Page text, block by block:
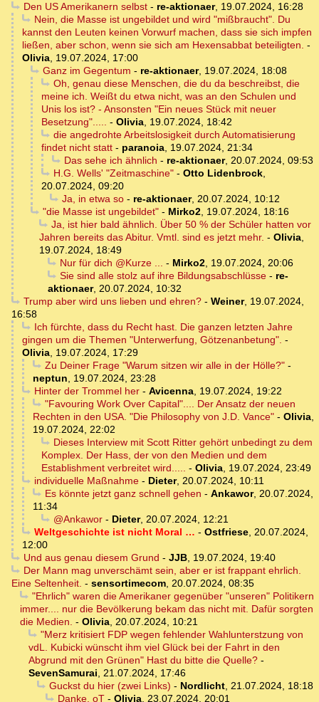
Den US Amerikanern selbst- re-aktionaer, 19.07.2024, 16:28
Nein, die Masse ist ungebildet und wird "mißbraucht". Du
kannst den Leuten keinen Vorwurf machen, dass sie sich impfen
ließen, aber schon, wenn sie sich am Hexensabbat beteiligten. -
Olivia, 19.07.2024, 17:00
Ganz im Gegentum - re-aktionaer, 19.07.2024, 18:08
Oh, genau diese Menschen, die du da beschreibst, die
meine ich. Weißt du etwa nicht, was an den Schulen und
Unis los ist? - Ansonsten "Ein neues Stück mit neuer
Besetzung"..... - Olivia, 19.07.2024, 18:42
die angedrohte Arbeitslosigkeit durch Automatisierung
findet nicht statt - paranoia, 19.07.2024, 21:34
Das sehe ich ähnlich - re-aktionaer, 20.07.2024, 09:53
H.G. Wells' "Zeitmaschine"- Otto Lidenbrock,
20.07.2024, 09:20
Ja, in etwa so- re-aktionaer, 20.07.2024, 10:12
"die Masse ist ungebildet"- Mirko2, 19.07.2024, 18:16
Ja, ist hier bald ähnlich. Über 50 % der Schüler hatten vor
Jahren bereits das Abitur. Vmtl. sind es jetzt mehr. - Olivia,
19.07.2024, 18:49
Nur für dich @Kurze ... - Mirko2, 19.07.2024, 20:06
Sie sind alle stolz auf ihre Bildungsabschlüsse- re-
aktionaer, 20.07.2024, 10:32
Trump aber wird uns lieben und ehren?- Weiner, 19.07.2024,
16:58
Ich fürchte, dass du Recht hast. Die ganzen letzten Jahre
gingen um die Themen "Unterwerfung, Götzenanbetung". -
Olivia, 19.07.2024, 17:29
Zu Deiner Frage "Warum sitzen wir alle in der Hölle?"-
neptun, 19.07.2024, 23:28
Hinter der Trommel her- Avicenna, 19.07.2024, 19:22
"Favouring Work Over Capital".... Der Ansatz der neuen
Rechten in den USA. "Die Philosophy von J.D. Vance" - Olivia,
19.07.2024, 22:02
Dieses Interview mit Scott Ritter gehört unbedingt zu dem
Komplex. Der Hass, der von den Medien und dem
Establishment verbreitet wird..... - Olivia, 19.07.2024, 23:49
individuelle Maßnahme- Dieter, 20.07.2024, 10:11
Es könnte jetzt ganz schnell gehen - Ankawor, 20.07.2024,
11:34
@Ankawor- Dieter, 20.07.2024, 12:21
Weltgeschichte ist nicht Moral … - Ostfriese, 20.07.2024,
12:00
Und aus genau diesem Grund - JJB, 19.07.2024, 19:40
Der Mann mag unverschämt sein, aber er ist frappant ehrlich.
Eine Seltenheit. - sensortimecom, 20.07.2024, 08:35
"Ehrlich" waren die Amerikaner gegenüber "unseren" Politikern
immer.... nur die Bevölkerung bekam das nicht mit. Dafür sorgten
die Medien. - Olivia, 20.07.2024, 10:21
"Merz kritisiert FDP wegen fehlender Wahlunterstzung von
vdL. Kubicki wünscht ihm viel Glück bei der Fahrt in den
Abgrund mit den Grünen" Hast du bitte die Quelle? -
SevenSamurai, 21.07.2024, 17:46
Guckst du hier (zwei Links) - Nordlicht, 21.07.2024, 18:18
Danke. oT- Olivia, 23.07.2024, 20:01